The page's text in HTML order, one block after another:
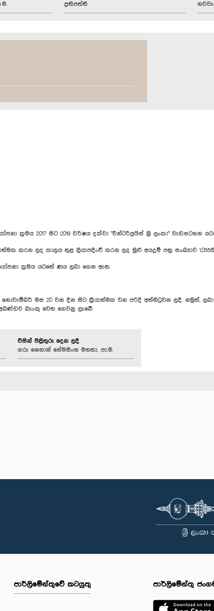
ප්‍රතිපත්ති
2017 සිට 2019 වර්ෂය දක්වා "එන්ටර්ප්‍රයිස් ශ්‍රී ලංකා" වැඩසටහන
ලද කාලය තුළ ලියාපදිංචි කරන ලද මුළු අයදුම් පත්‍ර සංඛ්‍යාව
ක්‍රමය යටතේ ණය ලබා ගෙන ඇත.
නොවැම්බර් මස 20 වන දින සිට ක්‍රියාත්මක වන පරිදි අත්හිටුවන ලදී. නමුත්,
බැංකු වෙත ගෙවනු ලැබේ.
විසින් පිළිතුරු දෙන ලදී
ගරු ශෙහාන් සේමසිංහ මහතා, පා.ම.
පාර්ලිමේන්තුවේ කටයුතු පාර්ලිමේන්තු